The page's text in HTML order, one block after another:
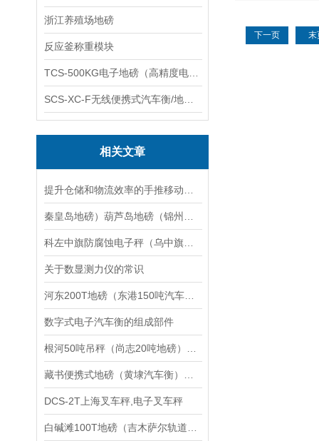
浙江养殖场地磅
反应釜称重模块
相关文章
关于数显测力仪的常识
数字式电子汽车衡的组成部件
DCS-2T上海叉车秤,电子叉车秤
下一页 末